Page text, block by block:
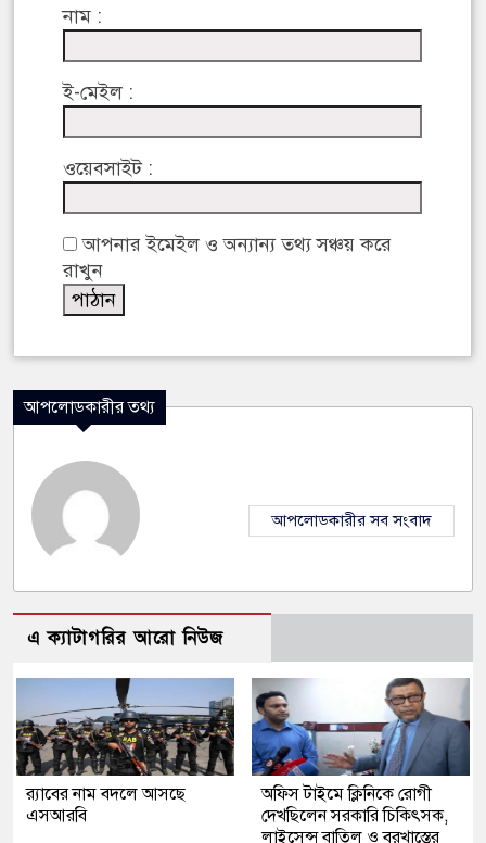
নাম :
ই-মেইল :
ওয়েবসাইট :
আপনার ইমেইল ও অন্যান্য তথ্য সঞ্চয় করে
রাখুন
আপলোডকারীর তথ্য
আপলোডকারীর সব সংবাদ
এ ক্যাটাগরির আরো নিউজ
র‍্যাবের নাম বদলে আসছে
এসআরবি
অফিস টাইমে ক্লিনিকে রোগী
দেখছিলেন সরকারি চিকিৎসক,
লাইসেন্স বাতিল ও বরখাস্তের